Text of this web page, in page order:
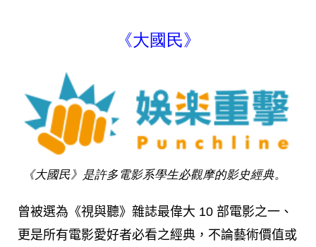
《大國民》
《大國民》是許多電影系學生必觀摩的影史經典。
曾被選為《視與聽》雜誌最偉大 10 部電影之一、
更是所有電影愛好者必看之經典，不論藝術價值或